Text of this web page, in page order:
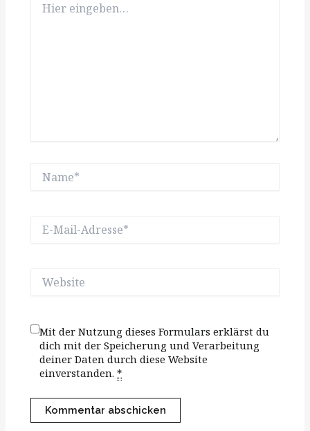
eingeben…
Mail-
Mit der Nutzung dieses Formulars erklärst du
dich mit der Speicherung und Verarbeitung
deiner Daten durch diese Website
einverstanden.*